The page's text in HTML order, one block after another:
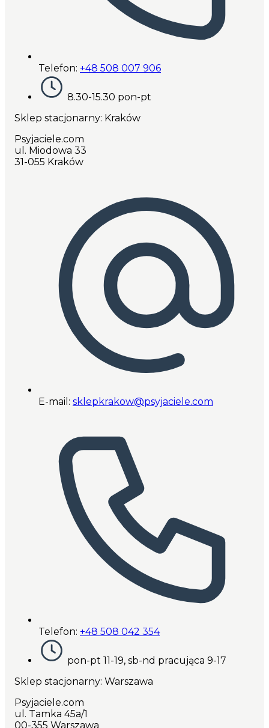
Telefon: +48 508 007 906
8.30-15.30 pon-pt
Sklep stacjonarny: Kraków
Psyjaciele.com
ul. Miodowa 33
31-055 Kraków
E-mail: sklepkrakow@psyjaciele.com
Telefon: +48 508 042 354
pon-pt 11-19, sb-nd pracująca 9-17
Sklep stacjonarny: Warszawa
Psyjaciele.com
ul. Tamka 45a/1
00-355 Warszawa